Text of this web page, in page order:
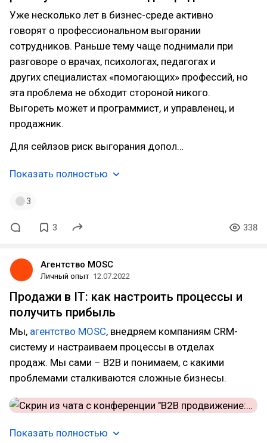
Уже несколько лет в бизнес-среде активно
говорят о профессиональном выгорании
сотрудников. Раньше тему чаще поднимали при
разговоре о врачах, психологах, педагогах и
других специалистах «помогающих» профессий, но
эта проблема не обходит стороной никого.
Выгореть может и программист, и управленец, и
продажник.
Для сейлзов риск выгорания допол…
Показать полностью
3
3 338
Агентство MOSC
Личный опыт 12.07.2022
Продажи в IT: как настроить процессы и
получить прибыль
Мы, агентство MOSC, внедряем компаниям CRM-
систему и настраиваем процессы в отделах
продаж. Мы сами – В2В и понимаем, с какими
проблемами сталкиваются сложные бизнесы.
Показать полностью